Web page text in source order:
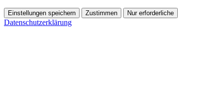
Einstellungen speichern Zustimmen Nur erforderliche
Datenschutzerklärung